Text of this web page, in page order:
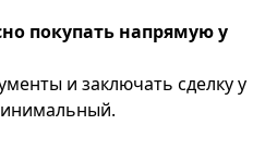
покупать напрямую у
и заключать сделку у